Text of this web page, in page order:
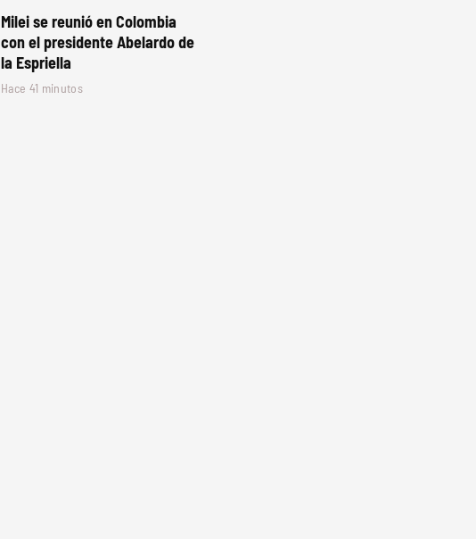
Milei se reunió en Colombia
con el presidente Abelardo de
la Espriella
Hace 41 minutos